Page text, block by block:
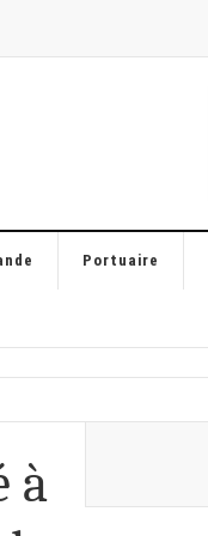
Portuaire
à